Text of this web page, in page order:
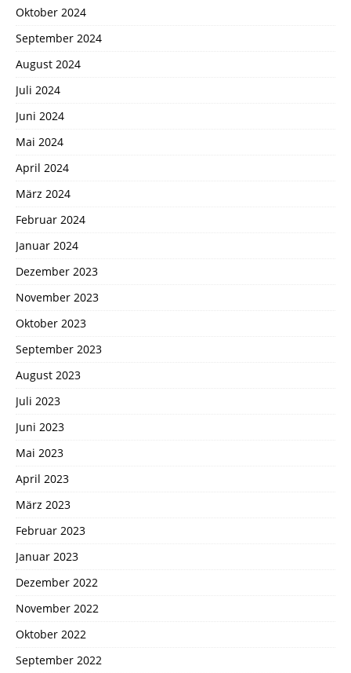
Oktober 2024
September 2024
August 2024
Juli 2024
Juni 2024
Mai 2024
April 2024
März 2024
Februar 2024
Januar 2024
Dezember 2023
November 2023
Oktober 2023
September 2023
August 2023
Juli 2023
Juni 2023
Mai 2023
April 2023
März 2023
Februar 2023
Januar 2023
Dezember 2022
November 2022
Oktober 2022
September 2022